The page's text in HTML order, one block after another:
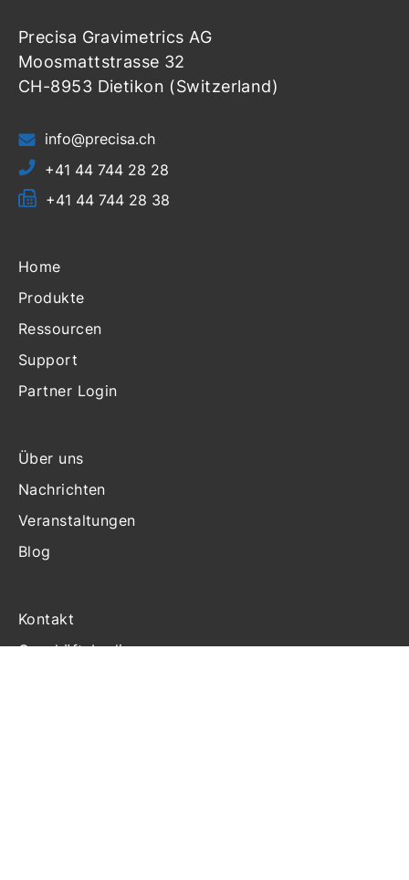
Precisa Gravimetrics AG
Moosmattstrasse 32
CH-8953 Dietikon (Switzerland)
info@precisa.ch
+41 44 744 28 28
+41 44 744 28 38
Home
Produkte
Ressourcen
Support
Partner Login
Über uns
Nachrichten
Veranstaltungen
Blog
Kontakt
Geschäftsbedingungen